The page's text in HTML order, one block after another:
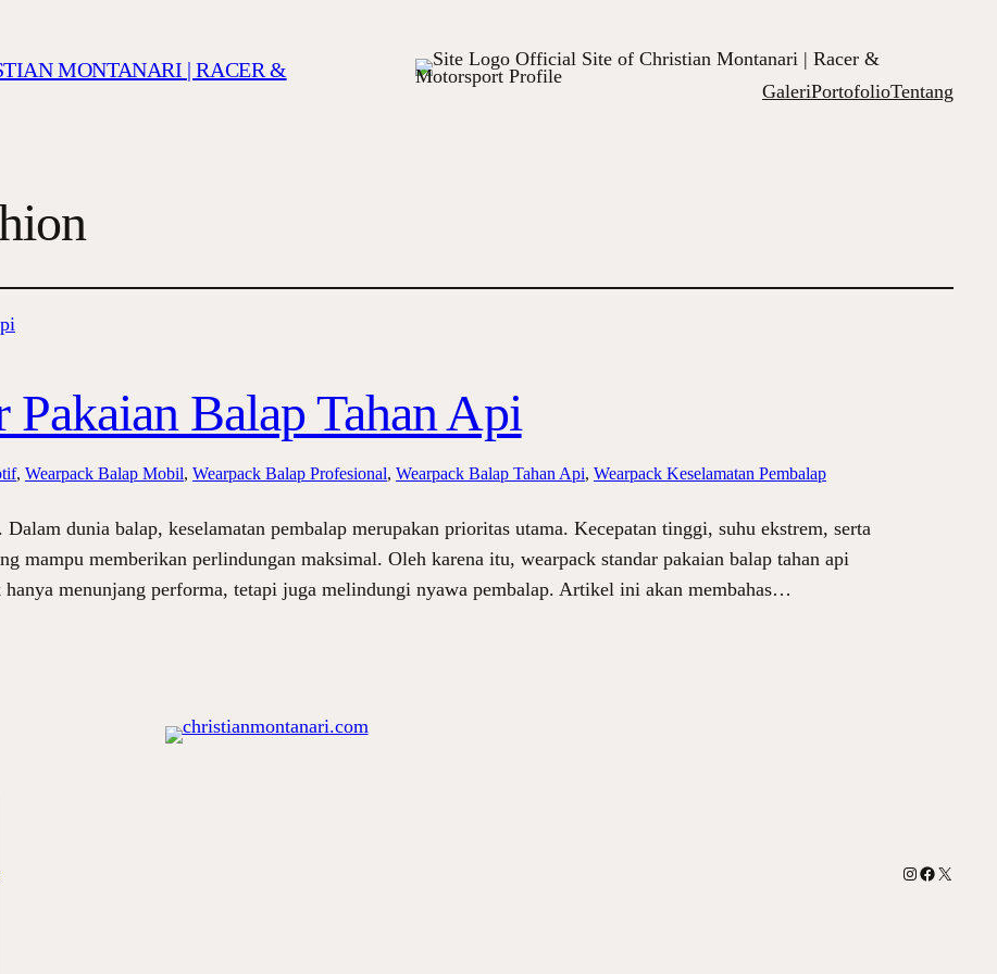
MONTANARI | RACER &
Official Site of Christian Montanari | Racer &
Motorsport Profile
GaleriPortofolioTentang
Pakaian Balap Tahan Api
, Wearpack Balap Mobil, Wearpack Balap Profesional, Wearpack Balap Tahan Api, Wearpack Keselamatan Pembalap
dunia balap, keselamatan pembalap merupakan prioritas utama. Kecepatan tinggi, suhu ekstrem, serta
mampu memberikan perlindungan maksimal. Oleh karena itu, wearpack standar pakaian balap tahan api
menunjang performa, tetapi juga melindungi nyawa pembalap. Artikel ini akan membahas…
Instagram
Facebook
X